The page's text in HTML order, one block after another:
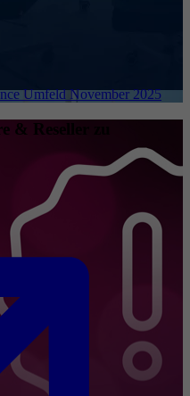
Umfeld November 2025
Reseller zu